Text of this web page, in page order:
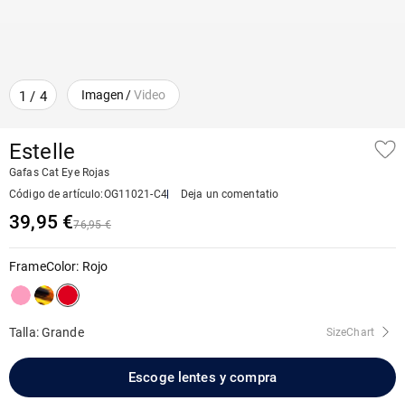
1 / 4 Imagen /Video
Estelle
Gafas Cat Eye Rojas
Código de artículo:OG11021-C4 Deja un comentatio
39,95 €76,95 €
FrameColor: Rojo
Talla: Grande SizeChart
Escoge lentes y compra